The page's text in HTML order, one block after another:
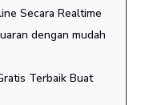
Secara Realtime
dengan mudah
Terbaik Buat